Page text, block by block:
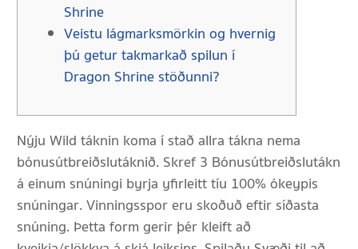
Shrine
Veistu lágmarksmörkin og hvernig
þú getur takmarkað spilun í
Dragon Shrine stöðunni?
Nýju Wild táknin koma í stað allra tákna nema
bónusútbreiðslutáknið. Skref 3 Bónusútbreiðslutákn
á einum snúningi byrja yfirleitt tíu 100% ókeypis
snúningar. Vinningsspor eru skoðuð eftir síðasta
snúning. Þetta form gerir þér kleift að